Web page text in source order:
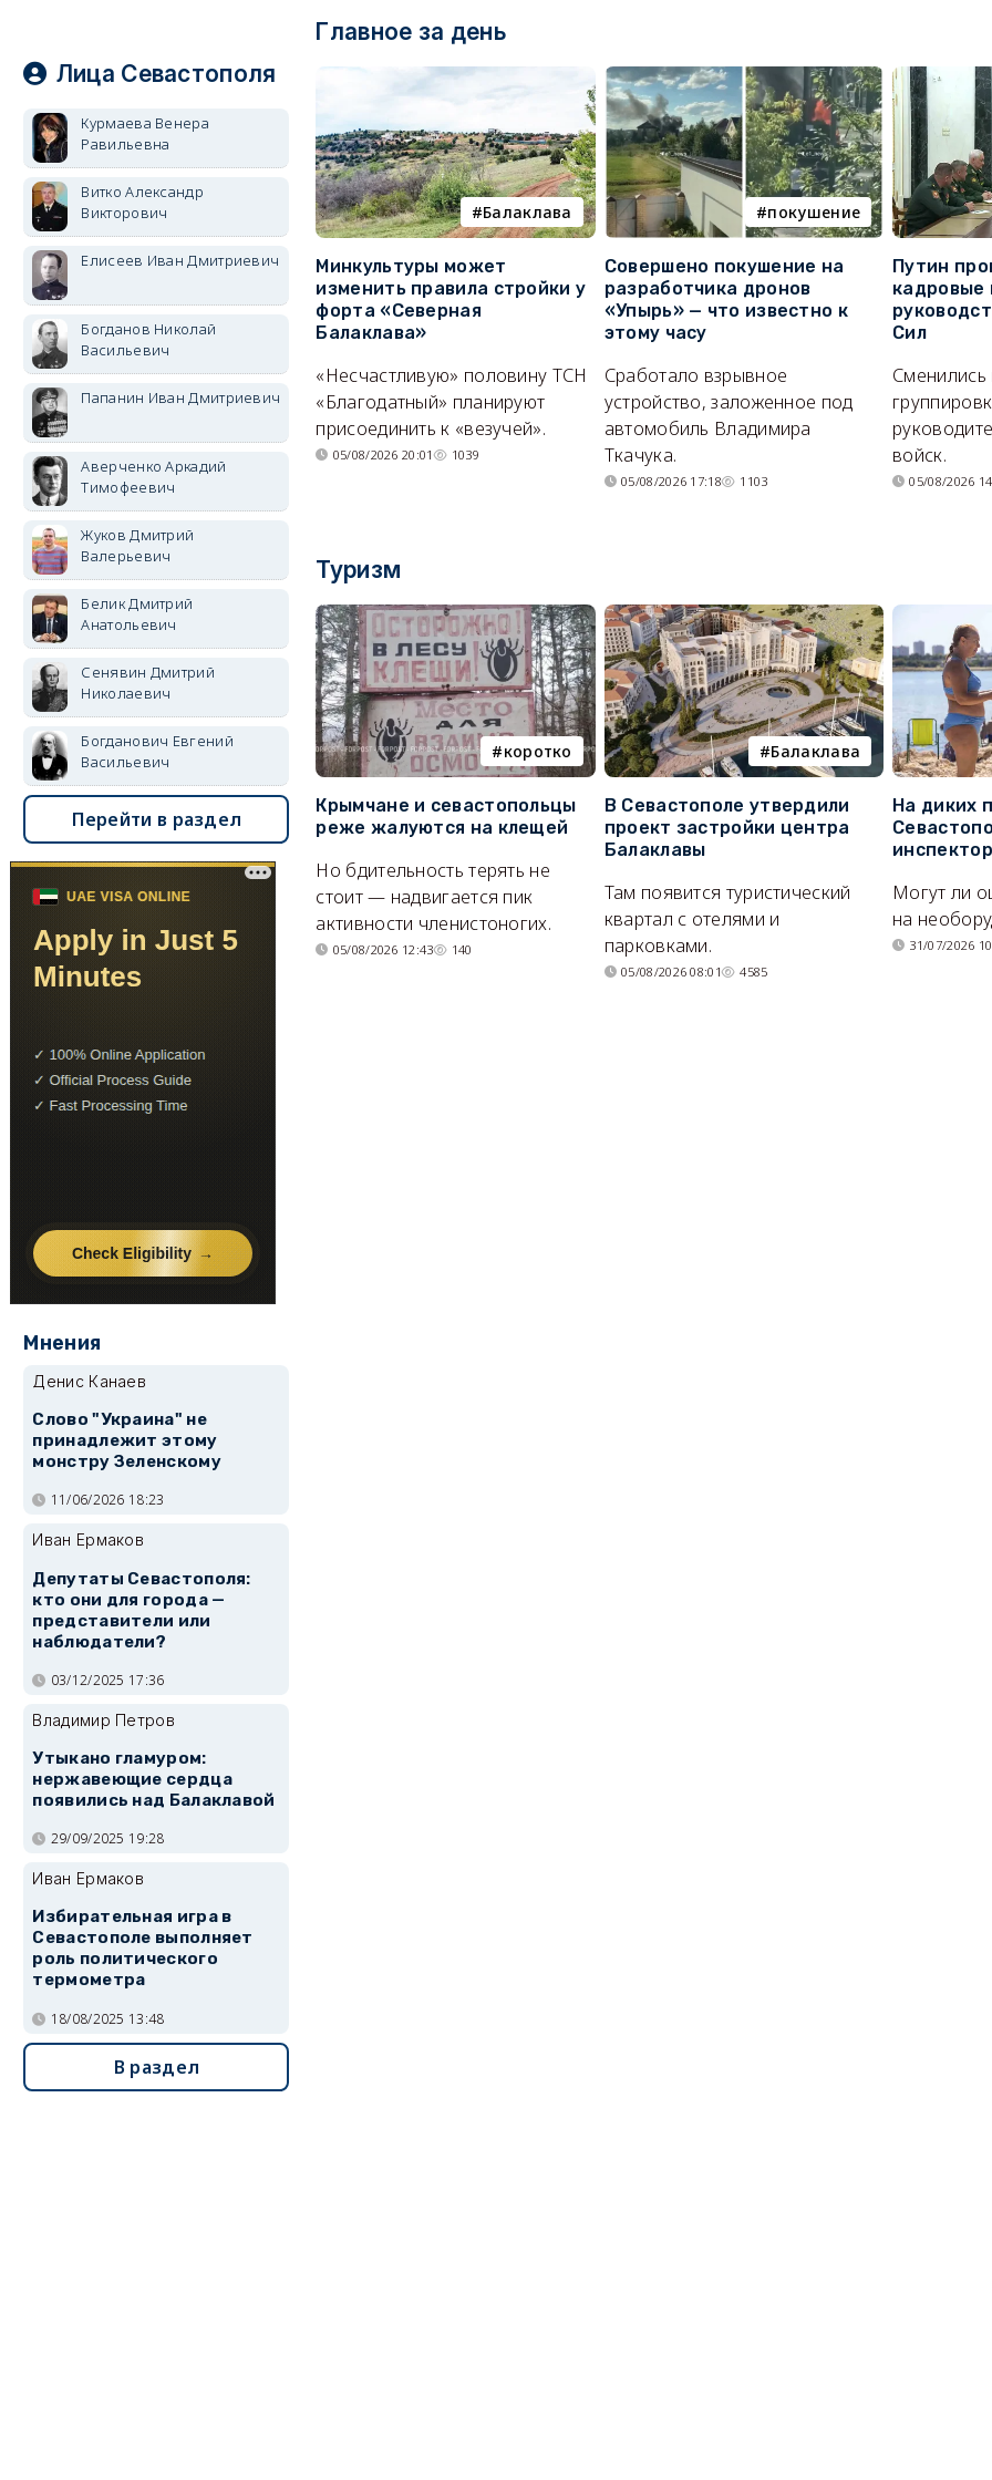
Главное за день
Балаклава
Минкультуры может
изменить правила стройки у
форта «Северная
Балаклава»
«Несчастливую» половину ТСН
«Благодатный» планируют
присоединить к «везучей».
05/08/2026 20:01 1039
покушение
Совершено покушение на
разработчика дронов
«Упырь» — что известно к
этому часу
Сработало взрывное
устройство, заложенное под
автомобиль Владимира
Ткачука.
05/08/2026 17:18 1103
Путин
кадровые
Сил
войск.
05/08/2026
Туризм
коротко
Крымчане и севастопольцы
реже жалуются на клещей
Но бдительность терять не
стоит — надвигается пик
активности членистоногих.
05/08/2026 12:43 140
Балаклава
В Севастополе утвердили
проект застройки центра
Балаклавы
Там появится туристический
квартал с отелями и
парковками.
05/08/2026 08:01 4585
На диких
Могут ли
на
31/07/2026
Лица Севастополя
Курмаева Венера
Равильевна
Витко Александр
Викторович
Елисеев Иван Дмитриевич
Богданов Николай
Васильевич
Папанин Иван Дмитриевич
Аверченко Аркадий
Тимофеевич
Жуков Дмитрий
Валерьевич
Белик Дмитрий
Анатольевич
Сенявин Дмитрий
Николаевич
Богданович Евгений
Васильевич
Перейти в раздел
Мнения
Денис Канаев
Слово "Украина" не
принадлежит этому
монстру Зеленскому
11/06/2026 18:23
Иван Ермаков
Депутаты Севастополя:
кто они для города —
представители или
наблюдатели?
03/12/2025 17:36
Владимир Петров
Утыкано гламуром:
нержавеющие сердца
появились над Балаклавой
29/09/2025 19:28
Иван Ермаков
Избирательная игра в
Севастополе выполняет
роль политического
термометра
18/08/2025 13:48
В раздел